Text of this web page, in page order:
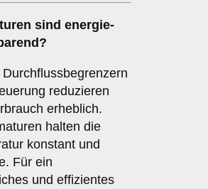
sind energie-
reduzieren
erheblich.
halten die
konstant und
Für ein
und effizientes